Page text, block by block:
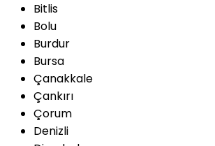
Bitlis
Bolu
Burdur
Bursa
Çanakkale
Çankırı
Çorum
Denizli